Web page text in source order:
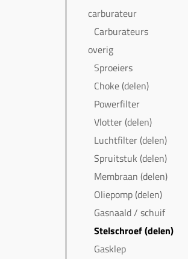
carburateur
Carburateurs
overig
Sproeiers
Choke (delen)
Powerfilter
Vlotter (delen)
Luchtfilter (delen)
Spruitstuk (delen)
Membraan (delen)
Oliepomp (delen)
Gasnaald / schuif
Stelschroef (delen)
Gasklep